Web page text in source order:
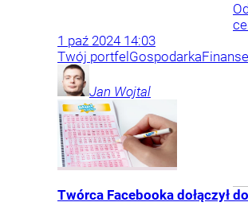
1 paź 2024 14:03
Twój portfel Gospodarka
Jan Wojtal
Twórca Facebooka dołączył